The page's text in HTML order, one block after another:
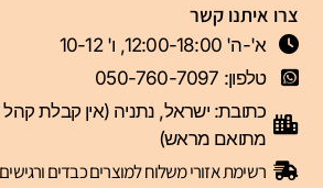
צרו איתנו קשר
א'-ה' 12:00-18:00, ו' 10-12
טלפון: 050-760-7097
כתובת: ישראל, נתניה (אין קבלת
מתואם מראש)
רשימת אזורי משלוח למוצרים כבדים ורגישים